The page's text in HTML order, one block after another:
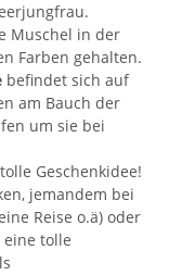
Muschel in der
Farben gehalten.
befindet sich auf
am Bauch der
um sie bei
Geschenkidee!
jemandem bei
Reise o.ä) oder
eine tolle